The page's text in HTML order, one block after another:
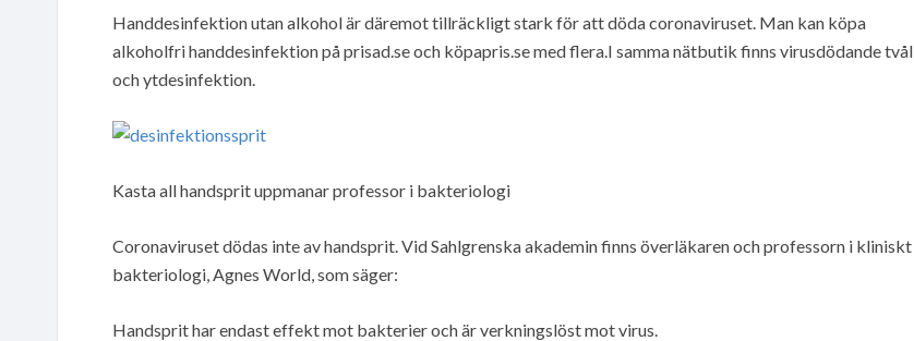
Handdesinfektion utan alkohol är däremot tillräckligt stark för att döda coronaviruset. Man kan köpa
alkoholfri handdesinfektion på prisad.se och köpapris.se med flera.I samma nätbutik finns virusdödande tvål
och ytdesinfektion.
Kasta all handsprit uppmanar professor i bakteriologi
Coronaviruset dödas inte av handsprit. Vid Sahlgrenska akademin finns överläkaren och professorn i kliniskt
bakteriologi, Agnes World, som säger:
Handsprit har endast effekt mot bakterier och är verkningslöst mot virus.